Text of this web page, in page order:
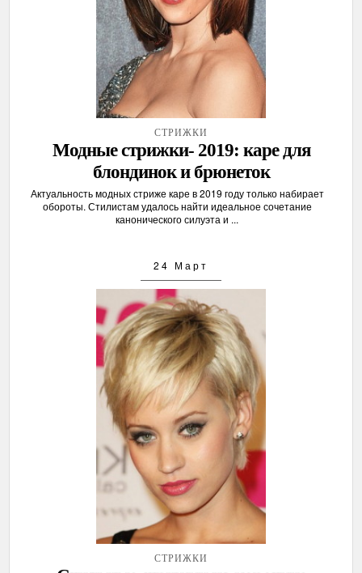
СТРИЖКИ
Модные стрижки- 2019: каре для
блондинок и брюнеток
Актуальность модных стриже каре в 2019 году только набирает
обороты. Стилистам удалось найти идеальное сочетание
канонического силуэта и ...
24 Март
СТРИЖКИ